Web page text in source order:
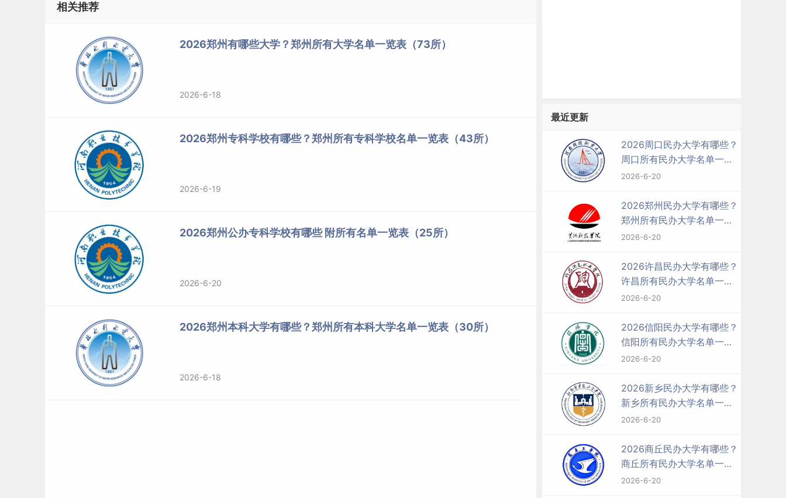
相关推荐
2026郑州有哪些大学？郑州所有大学名单一览表（73所）
2026-6-18
2026郑州专科学校有哪些？郑州所有专科学校名单一览表（43所）
2026-6-19
2026郑州公办专科学校有哪些 附所有名单一览表（25所）
2026-6-20
2026郑州本科大学有哪些？郑州所有本科大学名单一览表（30所）
2026-6-18
最近更新
2026周口民办大学有哪些？
周口所有民办大学名单一览
表（3所）
2026-6-20
2026郑州民办大学有哪些？
郑州所有民办大学名单一览
表（29所）
2026-6-20
2026许昌民办大学有哪些？
许昌所有民办大学名单一览
表（1所）
2026-6-20
2026信阳民办大学有哪些？
信阳所有民办大学名单一览
表（5所）
2026-6-20
2026新乡民办大学有哪些？
新乡所有民办大学名单一览
表（4所）
2026-6-20
2026商丘民办大学有哪些？
商丘所有民办大学名单一览
表（2所）
2026-6-20